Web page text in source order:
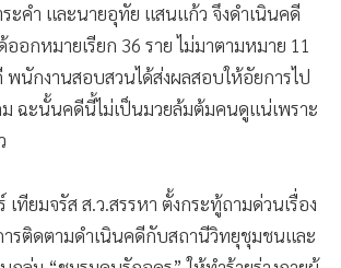
ะคำ และนายอุทัย แสนแก้ว จึงดำเนินคดี
อกหมายเรียก 36 ราย ไม่มาตามหมาย 11
พนักงานสอบสวนได้ส่งผลสอบให้อัยการไป
ม ฉะนั้นคดีนี้ไม่เป็นมวยล้มต้มคนดูแน่เพราะ
ทียมจรัส ส.ว.สรรหา ตั้งกระทู้ถามด่วนเรื่อง
รติดตามดำเนินคดีกับสถานีวิทยุชุมชนและ